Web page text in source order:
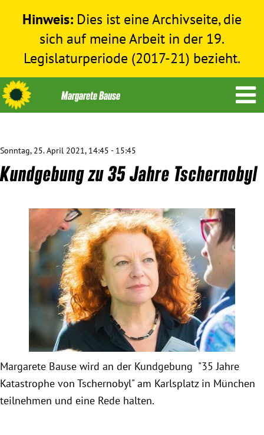
Hinweis: Dies ist eine Archivseite, die
sich auf meine Arbeit in der 19.
Legislaturperiode (2017-21) bezieht.
Themen
Humanitäre Hilfe
Bundestag 2017-2021
Obfrau im Ausschuss für Menschenrechte und
humanitäre Hilfe
Mein Abstimmungsverhalten
Ämter, Funktionen und Einkünfte
Sonntag, 25. April 2021, 14:45 - 15:45
Kundgebung zu 35 Jahre Tschernobyl
Margarete Bause wird an der Kundgebung "35 Jahre
Katastrophe von Tschernobyl" am Karlsplatz in München
teilnehmen und eine Rede halten.